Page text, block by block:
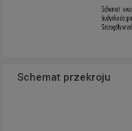
Schemat przekroju